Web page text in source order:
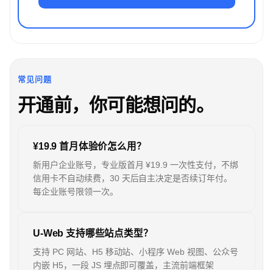
常见问题
开通前，你可能想问的。
¥19.9 首月体验价怎么用？
新用户企业账号，专业版首月 ¥19.9 一次性支付，不绑
信用卡不自动续费，30 天后自主决定是否续订年付。
每企业账号限领一次。
U-Web 支持哪些站点类型？
支持 PC 网站、H5 移动站、小程序 Web 视图、公众号
内嵌 H5，一段 JS 埋点即可覆盖，主流前端框架